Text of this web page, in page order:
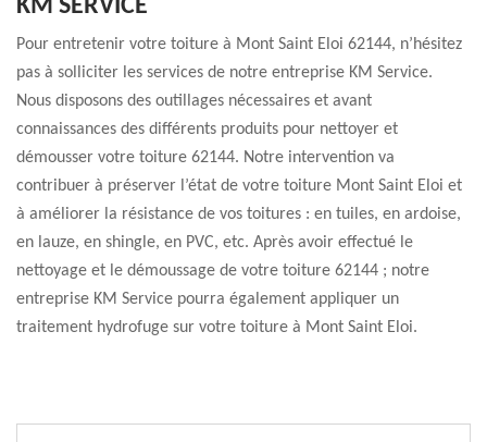
KM SERVICE
Pour entretenir votre toiture à Mont Saint Eloi 62144, n’hésitez
pas à solliciter les services de notre entreprise KM Service.
Nous disposons des outillages nécessaires et avant
connaissances des différents produits pour nettoyer et
démousser votre toiture 62144. Notre intervention va
contribuer à préserver l’état de votre toiture Mont Saint Eloi et
à améliorer la résistance de vos toitures : en tuiles, en ardoise,
en lauze, en shingle, en PVC, etc. Après avoir effectué le
nettoyage et le démoussage de votre toiture 62144 ; notre
entreprise KM Service pourra également appliquer un
traitement hydrofuge sur votre toiture à Mont Saint Eloi.